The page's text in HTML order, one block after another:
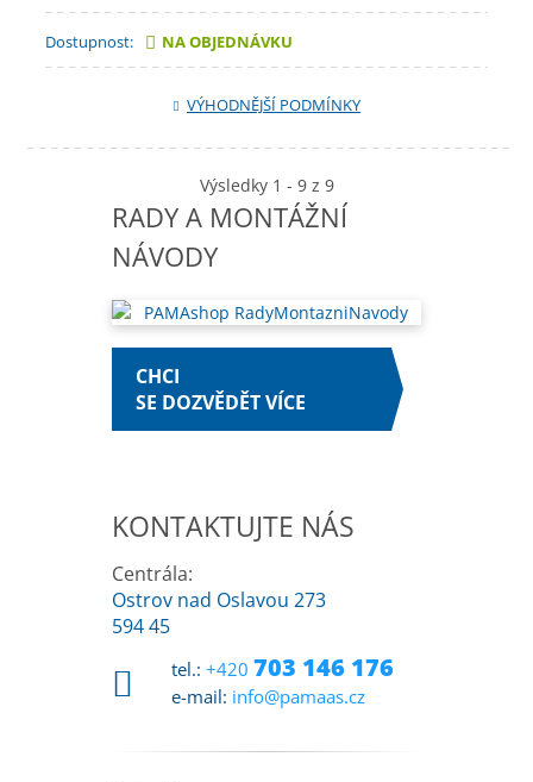
Dostupnost: NA OBJEDNÁVKU
VÝHODNĚJŠÍ PODMÍNKY
Výsledky 1 - 9 z 9
RADY A MONTÁŽNÍ
NÁVODY
CHCI
SE DOZVĚDĚT VÍCE
KONTAKTUJTE NÁS
Centrála:
Ostrov nad Oslavou 273
594 45
tel.: +420 703 146 176
e-mail: info@pamaas.cz